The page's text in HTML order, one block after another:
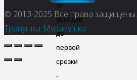
от
всходов
до
первой
срезки
-
© 2013-2025 Все права защищены.
Травушка-Муравушка